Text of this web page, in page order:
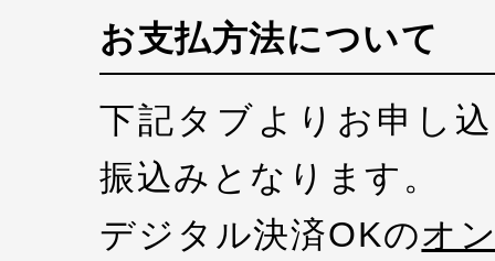
お支払方法について
下記タブよりお申し
振込みとなります。
デジタル決済OKのオ